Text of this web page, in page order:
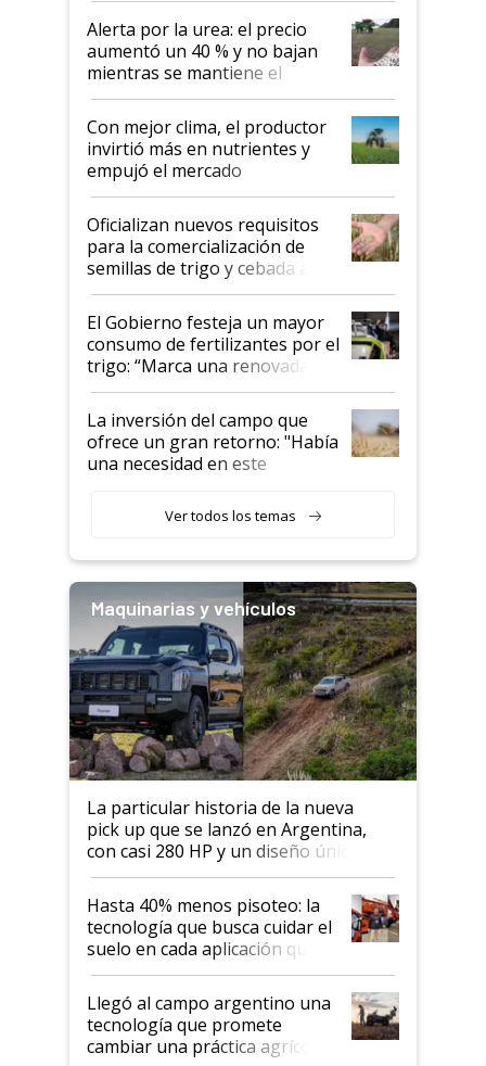
Alerta por la urea: el precio
aumentó un 40 % y no bajan
mientras se mantiene el
conflicto en Medio Oriente
Con mejor clima, el productor
invirtió más en nutrientes y
empujó el mercado
Oficializan nuevos requisitos
para la comercialización de
semillas de trigo y cebada a
granel
El Gobierno festeja un mayor
consumo de fertilizantes por el
trigo: “Marca una renovada
confianza de los productores”
La inversión del campo que
ofrece un gran retorno: "Había
una necesidad en este
Ver todos los temas
Maquinarias y vehículos
La particular historia de la nueva
pick up que se lanzó en Argentina,
con casi 280 HP y un diseño único: a
cuánto se vende
Hasta 40% menos pisoteo: la
tecnología que busca cuidar el
suelo en cada aplicación que
llevó Jacto al Congreso
Aapresid 2026
Llegó al campo argentino una
tecnología que promete
cambiar una práctica agrícola